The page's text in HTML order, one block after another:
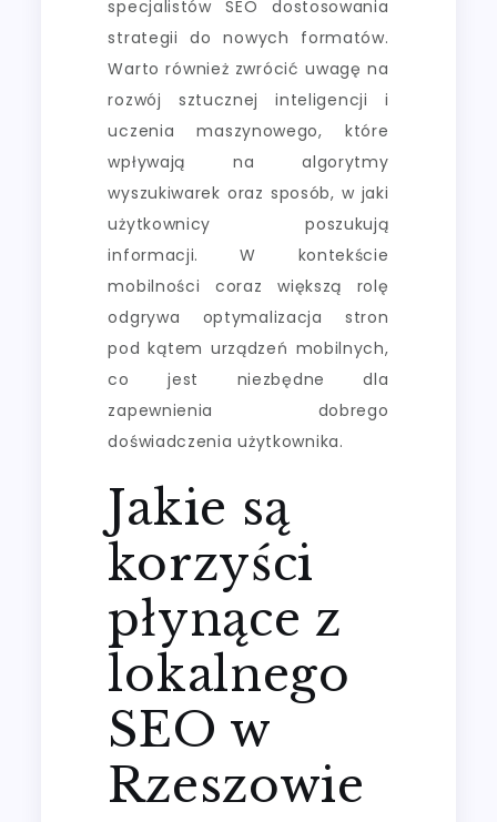
specjalistów SEO dostosowania
strategii do nowych formatów.
Warto również zwrócić uwagę na
rozwój sztucznej inteligencji i
uczenia maszynowego, które
wpływają na algorytmy
wyszukiwarek oraz sposób, w jaki
użytkownicy poszukują
informacji. W kontekście
mobilności coraz większą rolę
odgrywa optymalizacja stron
pod kątem urządzeń mobilnych,
co jest niezbędne dla
zapewnienia dobrego
doświadczenia użytkownika.
Jakie są
korzyści
płynące z
lokalnego
SEO w
Rzeszowie